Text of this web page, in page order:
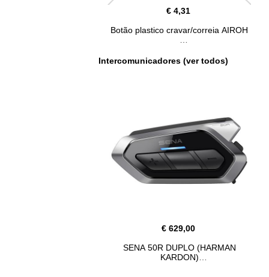
€ 4,31
Botão plastico cravar/correia AIROH
Intercomunicadores (ver todos)
€ 629,00
SENA 50R DUPLO (HARMAN
KARDON)